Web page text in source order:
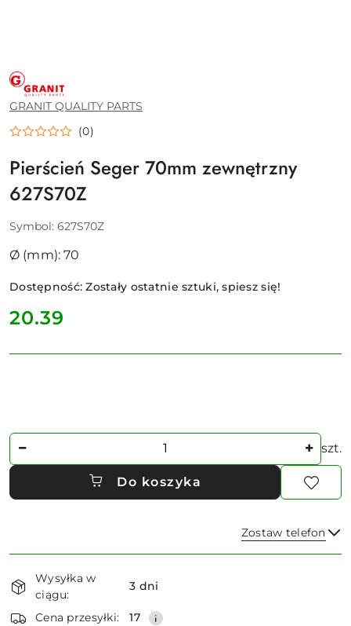
GRANIT
QUALITY
PARTS
GRANIT QUALITY PARTS
(0)
Pierścień Seger 70mm zewnętrzny
627S70Z
Symbol: 627S70Z
Ø (mm): 70
Dostępność:Zostały ostatnie sztuki, spiesz się!
cena:
20.39
Ilość szt.
Do koszyka
Zostaw telefon
Dostępność
i
dostawa
Wysyłka w
ciągu:
3 dni
Cena przesyłki: 17